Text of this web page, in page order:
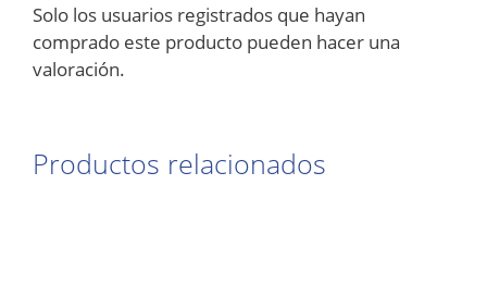
Solo los usuarios registrados que hayan
comprado este producto pueden hacer una
valoración.
Productos relacionados